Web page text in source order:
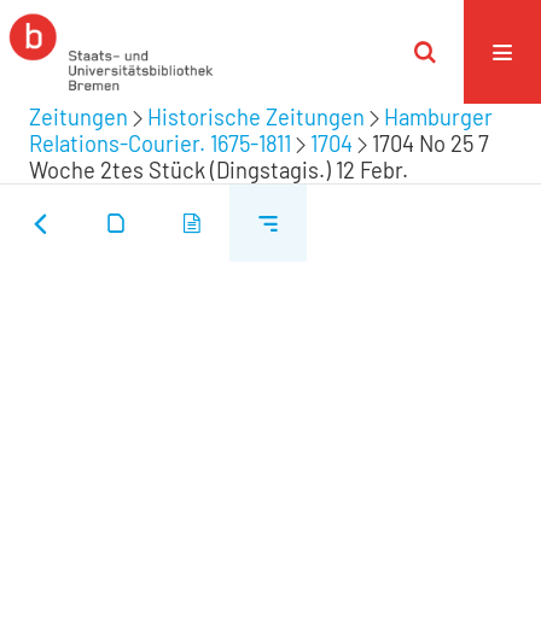
Zeitungen Historische Zeitungen
Hamburger
Relations-Courier. 1675-1811
1704
1704 No 25 7
Woche 2tes Stück (Dingstagis.) 12 Febr.